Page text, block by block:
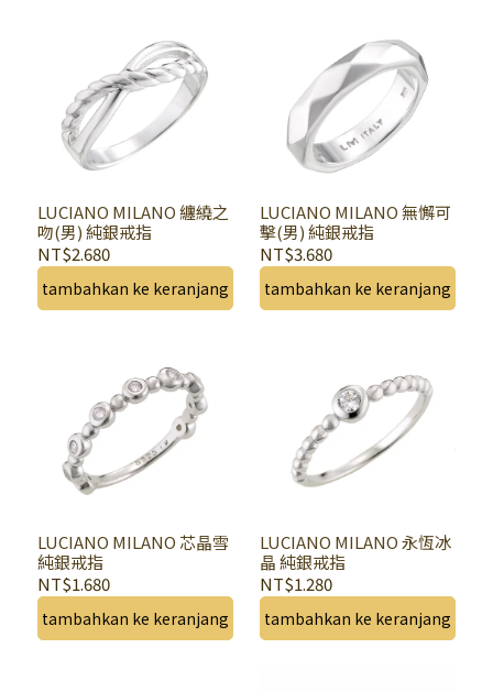
LUCIANO MILANO 纏繞之
吻(男) 純銀戒指
NT$2.680
tambahkan ke keranjang
LUCIANO MILANO 無懈可
擊(男) 純銀戒指
NT$3.680
tambahkan ke keranjang
LUCIANO MILANO 芯晶雪
純銀戒指
NT$1.680
tambahkan ke keranjang
LUCIANO MILANO 永恆冰
晶 純銀戒指
NT$1.280
tambahkan ke keranjang